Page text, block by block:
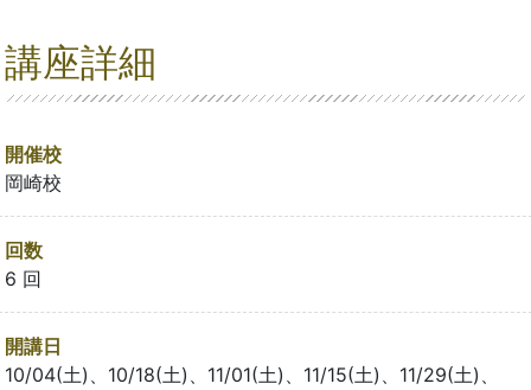
講座詳細
開催校
岡崎校
回数
6 回
開講日
10/04(土)、10/18(土)、11/01(土)、11/15(土)、11/29(土)、